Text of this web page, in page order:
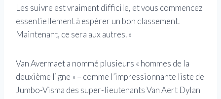
Les suivre est vraiment difficile, et vous commencez
essentiellement à espérer un bon classement.
Maintenant, ce sera aux autres. »
Van Avermaet a nommé plusieurs « hommes de la
deuxième ligne » – comme l’impressionnante liste de
Jumbo-Visma des super-lieutenants Van Aert Dylan